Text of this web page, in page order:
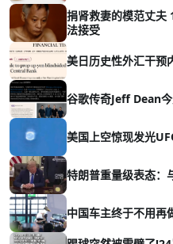
捐肾救妻的模范丈夫
法接受
美日历史性外汇干预
谷歌传奇Jeff Dean
美国上空惊现发光
特朗普重量级表态：
中国车主终于不用再